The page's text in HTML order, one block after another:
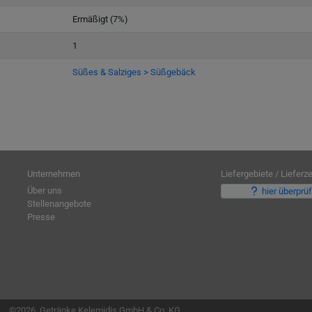
Ermäßigt (7%)
1
Süßes & Salziges > Süßgebäck
Unternehmen
Über uns
Stellenangebote
Presse
Liefergebiete /
hier